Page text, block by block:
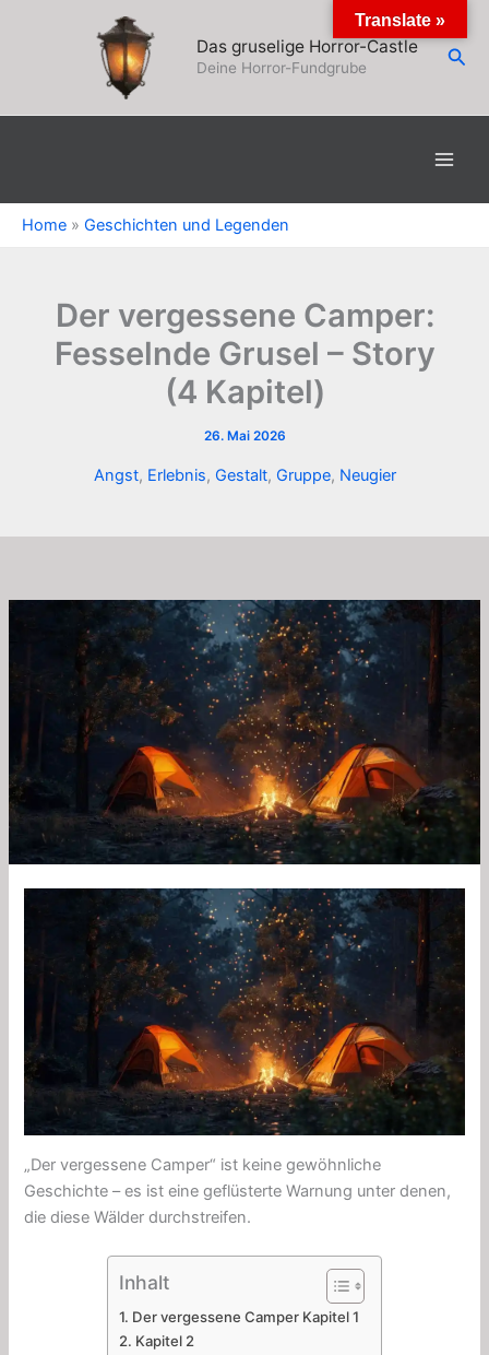
Das gruselige Horror-Castle
Deine Horror-Fundgrube
Home » Geschichten und Legenden
Der vergessene Camper:
Fesselnde Grusel – Story
(4 Kapitel)
26. Mai 2026
Angst, Erlebnis, Gestalt, Gruppe, Neugier
„Der vergessene Camper“ ist keine gewöhnliche
Geschichte – es ist eine geflüsterte Warnung unter denen,
die diese Wälder durchstreifen.
Inhalt
Der vergessene Camper Kapitel 1
Kapitel 2
Translate »